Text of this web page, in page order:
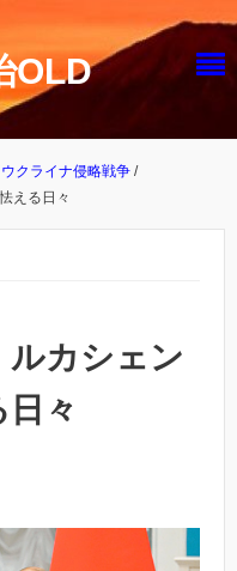
OLD
ウクライナ侵略戦争 /
える日々
ルカシェン
々